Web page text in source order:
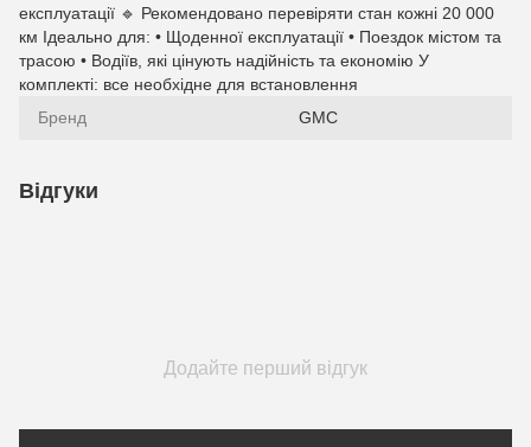
експлуатації 🔹 Рекомендовано перевіряти стан кожні 20 000
км Ідеально для: • Щоденної експлуатації • Поездок містом та
трасою • Водіїв, які цінують надійність та економію У
комплекті: все необхідне для встановлення
Бренд
GMC
Відгуки
Додайте перший відгук